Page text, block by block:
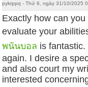
pykrppq - Thứ 6, ngày 31/10/2025
Exactly how can
evaluate your
พนันบอล is
again. I desire a
and also court my
interested